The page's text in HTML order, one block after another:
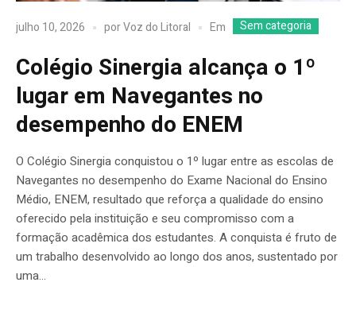
julho 10, 2026 porVoz do Litoral Em Sem categoria
Colégio Sinergia alcança o 1º
lugar em Navegantes no
desempenho do ENEM
O Colégio Sinergia conquistou o 1º lugar entre as escolas de
Navegantes no desempenho do Exame Nacional do Ensino
Médio, ENEM, resultado que reforça a qualidade do ensino
oferecido pela instituição e seu compromisso com a
formação acadêmica dos estudantes. A conquista é fruto de
um trabalho desenvolvido ao longo dos anos, sustentado por
uma...